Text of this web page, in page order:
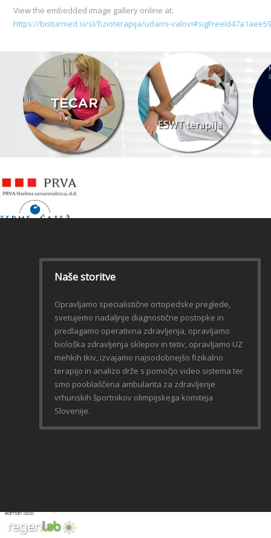
View the embedded image gallery online at:
https://bisturmed.si/sl/fizioterapija/udarni-
Naše storitve
Opravljamo specialistične ortopedske preglede,
svetujemo nadaljnje diagnostične postopke in
predlagamo operativna zdravljenja, opravljamo
biološka zdravljenja sklepov in tetiv, opravljamo UZ
mehkih tkiv, izvajamo najsodobnejšo fizikalno
terapijo in analizo drže s pomočjo video sistema ter
smo pooblaščena ambulanta za zdravljenje
vrhunskih športnikov olimpijskega komiteja
Slovenije.